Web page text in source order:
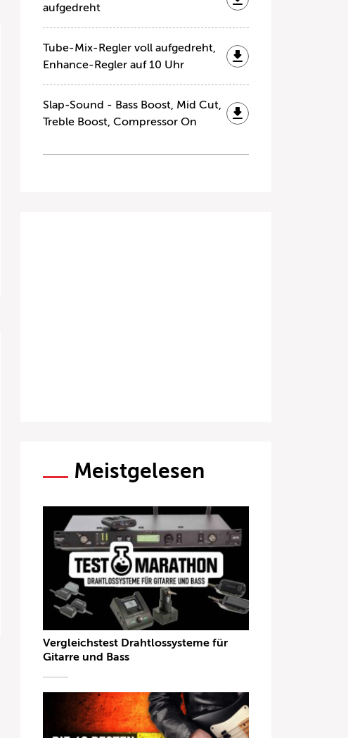
aufgedreht
Tube-Mix-Regler voll aufgedreht,
Enhance-Regler auf 10 Uhr
Slap-Sound - Bass Boost, Mid Cut,
Treble Boost, Compressor On
Meistgelesen
Vergleichstest Drahtlossysteme für
Gitarre und Bass